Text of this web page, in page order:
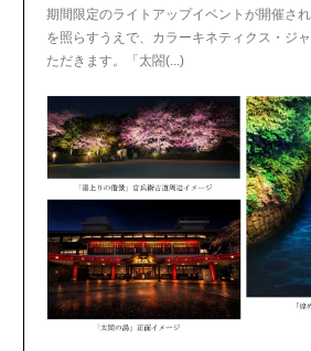
期間限定のライトアップイベントが開催さ
を照らすうえで、カラーキネティクス・ジ
ただきます。「太閤(...)